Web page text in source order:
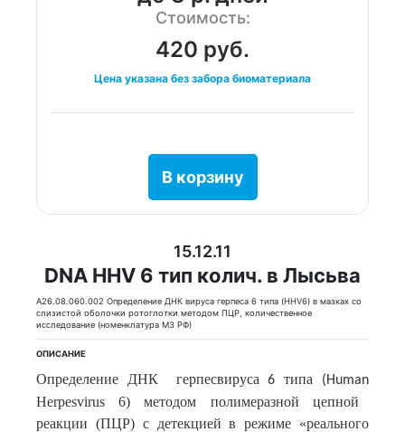
15.12.11
DNA HHV 6 тип колич. в Лысьва
A26.08.060.002 Определение ДНК вируса герпеса 6 типа (HHV6) в мазках со
слизистой оболочки ротоглотки методом ПЦР, количественное
исследование (номенклатура МЗ РФ)
ОПИСАНИЕ
Определение ДНК герпесвируса6типа (Human
Herpesvirus 6) методом полимеразной цепной
реакции (ПЦР) с детекцией в режиме «реального
Стоимость:
420 руб.
Цена указана без забора биоматериала
В корзину